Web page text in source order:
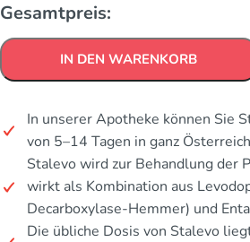
Gesamtpreis:
IN DEN WARENKORB
In unserer Apotheke können Sie
von 5–14 Tagen in ganz
Stalevo wird zur Behandlung der
wirkt als Kombination aus
Decarboxylase-Hemmer) und
Die übliche Dosis von Stalevo